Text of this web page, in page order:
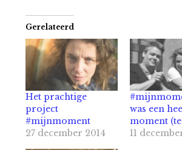
Gerelateerd
Het prachtige
project
#mijnmoment
27 december 2014
was een
moment
11